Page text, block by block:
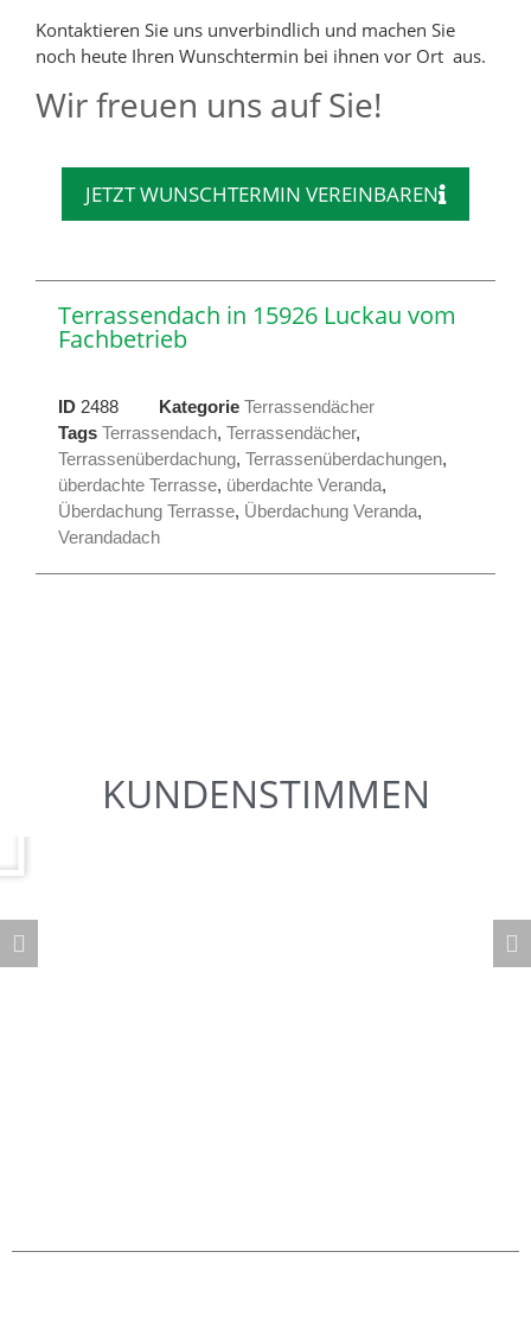
Kontaktieren Sie uns unverbindlich und machen Sie
noch heute Ihren Wunschtermin bei ihnen vor Ort aus.
Wir freuen uns auf Sie!
JETZT WUNSCHTERMIN VEREINBAREN
Terrassendach in 15926 Luckau vom
Fachbetrieb
ID 2488 Kategorie Terrassendächer
Tags Terrassendach, Terrassendächer,
Terrassenüberdachung, Terrassenüberdachungen,
überdachte Terrasse, überdachte Veranda,
Überdachung Terrasse, Überdachung Veranda,
Verandadach
KUNDENSTIMMEN